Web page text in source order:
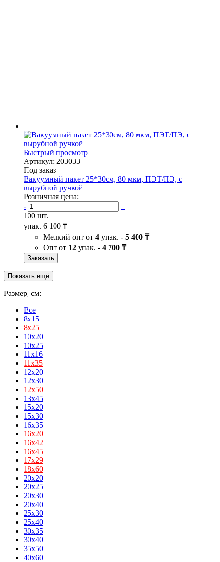
Быстрый просмотр
Артикул: 203033
Под заказ
Вакуумный пакет 25*30см, 80 мкм, ПЭТ/ПЭ, с
вырубной ручкой
Розничная цена:
-
+
100 шт.
упак. 6 100 ₸
Мелкий опт от 4 упак. - 5 400 ₸
Опт от 12 упак. - 4 700 ₸
Заказать
Показать ещё
Размер, см:
Все
8x15
8х25
10x20
10x25
11x16
11х35
12x20
12x30
12х50
13x45
15x20
15x30
16x35
16х20
16х42
16х45
17х29
18х60
20x20
20x25
20x30
20x40
25x30
25x40
30x35
30x40
35x50
40x60